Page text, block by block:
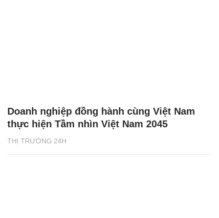
THỊ TRƯỜNG 24H
Doanh nghiệp đồng hành cùng Việt Nam
thực hiện Tầm nhìn Việt Nam 2045